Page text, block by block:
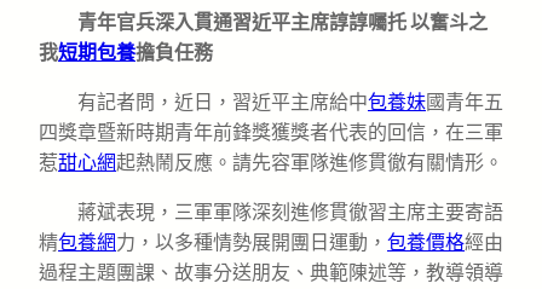
青年官兵深入貫通習近平主席諄諄囑托 以奮斗之
我短期包養擔負任務
有記者問，近日，習近平主席給中包養妹國青年五
四獎章暨新時期青年前鋒獎獲獎者代表的回信，在三軍
惹甜心網起熱鬧反應。請先容軍隊進修貫徹有關情形。
蔣斌表現，三軍軍隊深刻進修貫徹習主席主要寄語
精包養網力，以多種情勢展開團日運動， 包養價格經由
過程主題團課、故事分送朋友、典範陳述等，教導領導